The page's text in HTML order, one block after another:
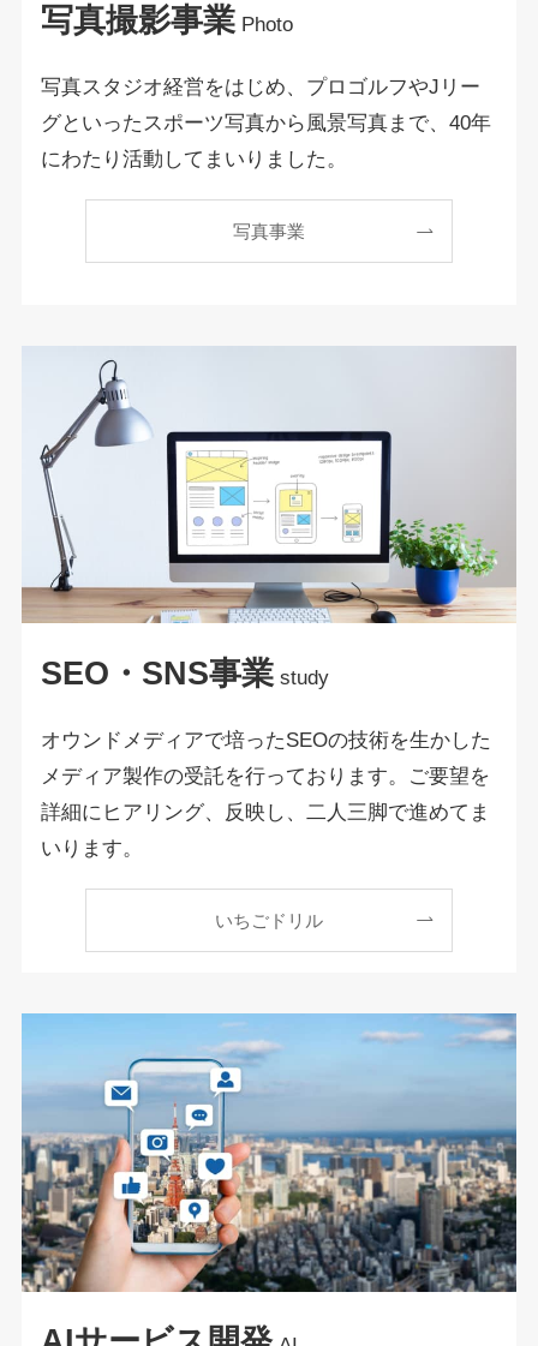
写真撮影事業Photo
写真スタジオ経営をはじめ、プロゴルフやJリー
グといったスポーツ写真から風景写真まで、40年
にわたり活動してまいりました。
写真事業
SEO・SNS事業 study
オウンドメディアで培ったSEOの技術を生かした
メディア製作の受託を行っております。ご要望を
詳細にヒアリング、反映し、二人三脚で進めてま
いります。
いちごドリル